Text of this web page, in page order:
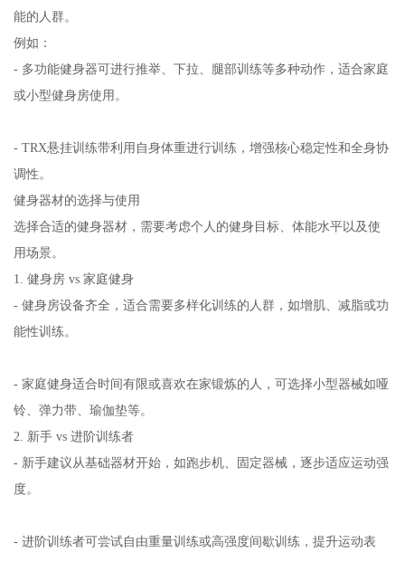
能的人群。
例如：
- 多功能健身器可进行推举、下拉、腿部训练等多种动作，适合家庭
或小型健身房使用。
- TRX悬挂训练带利用自身体重进行训练，增强核心稳定性和全身协
调性。
健身器材的选择与使用
选择合适的健身器材，需要考虑个人的健身目标、体能水平以及使
用场景。
1. 健身房 vs 家庭健身
- 健身房设备齐全，适合需要多样化训练的人群，如增肌、减脂或功
能性训练。
- 家庭健身适合时间有限或喜欢在家锻炼的人，可选择小型器械如哑
铃、弹力带、瑜伽垫等。
2. 新手 vs 进阶训练者
- 新手建议从基础器材开始，如跑步机、固定器械，逐步适应运动强
度。
- 进阶训练者可尝试自由重量训练或高强度间歇训练，提升运动表